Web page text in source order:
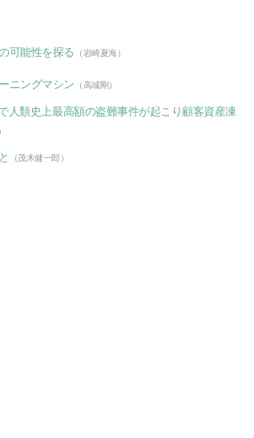
可能性を探る （岩崎夏海）
ニングマシン （高城剛）
人類史上最高額の盗難事件が起こり顧客資産凍
（茂木健一郎）